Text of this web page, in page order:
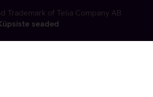
Trademark of Telia Company AB
seaded